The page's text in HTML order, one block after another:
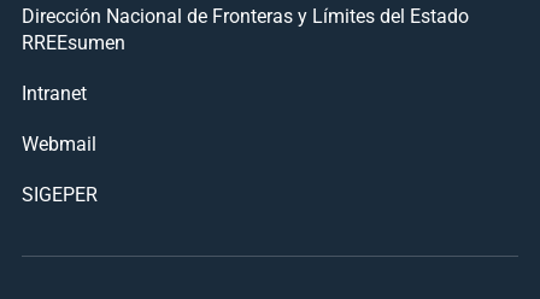
Dirección Nacional de Fronteras y Límites del Estado
RREEsumen
Intranet
Webmail
SIGEPER